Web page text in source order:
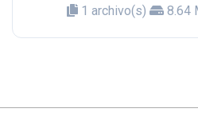
1 archivo(s) 8.64